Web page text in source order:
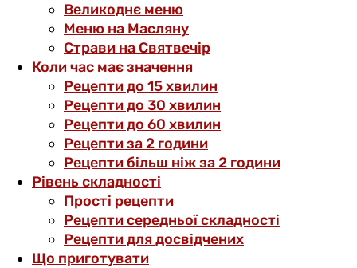
Великоднє меню
Меню на Масляну
Страви на Святвечір
Коли час має значення
Рецепти до 15 хвилин
Рецепти до 30 хвилин
Рецепти до 60 хвилин
Рецепти за 2 години
Рецепти більш ніж за 2 години
Рівень складності
Прості рецепти
Рецепти середньої складності
Рецепти для досвідчених
Що приготувати